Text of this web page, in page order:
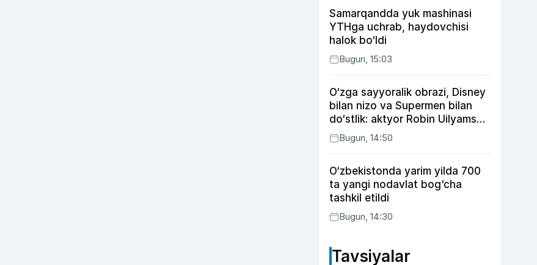
Samarqandda yuk mashinasi
YTHga uchrab, haydovchisi
halok bo‘ldi
Bugun, 15:03
O‘zga sayyoralik obrazi, Disney
bilan nizo va Supermen bilan
do‘stlik: aktyor Robin Uilyams
haqida ko‘pchilik bilmaydigan
faktlar
Bugun, 14:50
O‘zbekistonda yarim yilda 700
ta yangi nodavlat bog‘cha
tashkil etildi
Bugun, 14:30
Tavsiyalar